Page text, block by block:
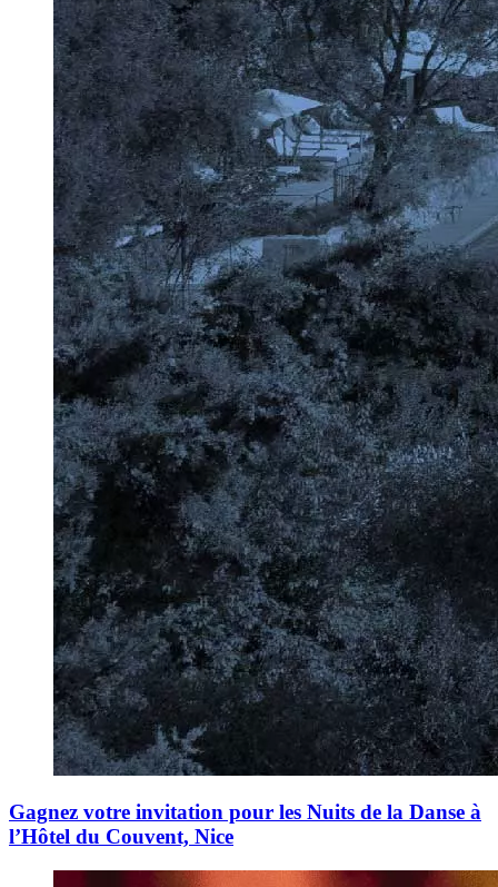
Gagnez votre invitation pour les Nuits de la Danse à
l’Hôtel du Couvent, Nice